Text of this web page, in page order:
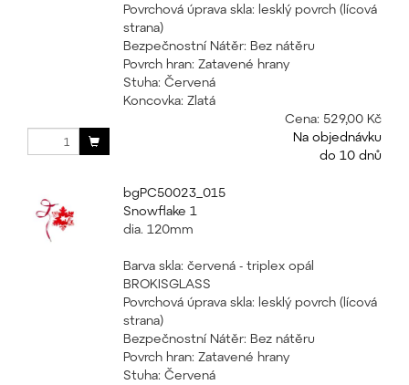
Povrchová úprava skla: lesklý povrch (lícová
strana)
Bezpečnostní Nátěr: Bez nátěru
Povrch hran: Zatavené hrany
Stuha: Červená
Koncovka: Zlatá
Cena: 529,00 Kč
Na objednávku
do 10 dnů
bgPC50023_015
Snowflake 1
dia. 120mm
Barva skla: červená - triplex opál
BROKISGLASS
Povrchová úprava skla: lesklý povrch (lícová
strana)
Bezpečnostní Nátěr: Bez nátěru
Povrch hran: Zatavené hrany
Stuha: Červená